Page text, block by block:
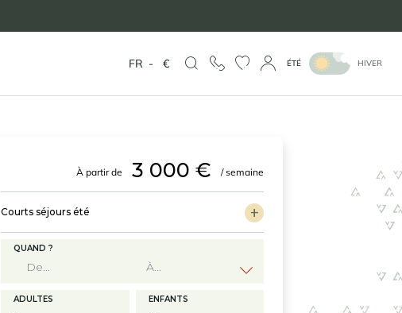
FR - € ÉTÉ HIVER
À partir de 3 000 € / semaine
Courts séjours été
QUAND ?
ADULTES ENFANTS